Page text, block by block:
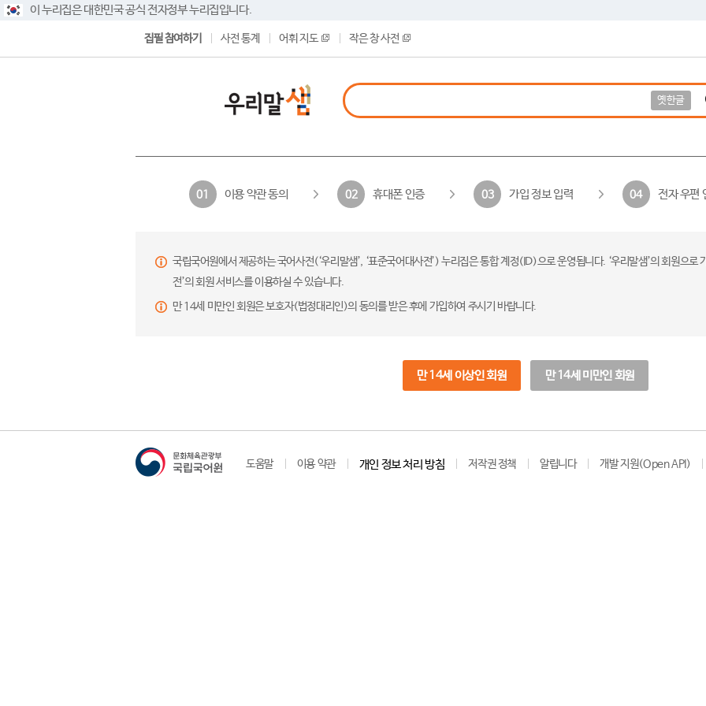
이 누리집은 대한민국 공식 전자정부 누리집입니다.
집필 참여하기 사전 통계 어휘 지도 작은 창 사전
옛한글
01 이용 약관 동의 02 휴대폰 인증 03 가입 정보 입력 04 전자 우편
국립국어원에서 제공하는 국어사전(‘우리말샘’, ‘표준국어대사전’) 누리집은 통합 계정(ID)으로 운영됩니다. ‘우리말샘’의 회원으
전’의 회원 서비스를 이용하실 수 있습니다.
만 14세 미만인 회원은 보호자(법정대리인)의 동의를 받은 후에 가입하여 주시기 바랍니다.
만 14세 이상인 회원 만 14세 미만인 회원
도움말 이용 약관 개인 정보 처리 방침 저작권 정책 알립니다 개발 지원(Open API)